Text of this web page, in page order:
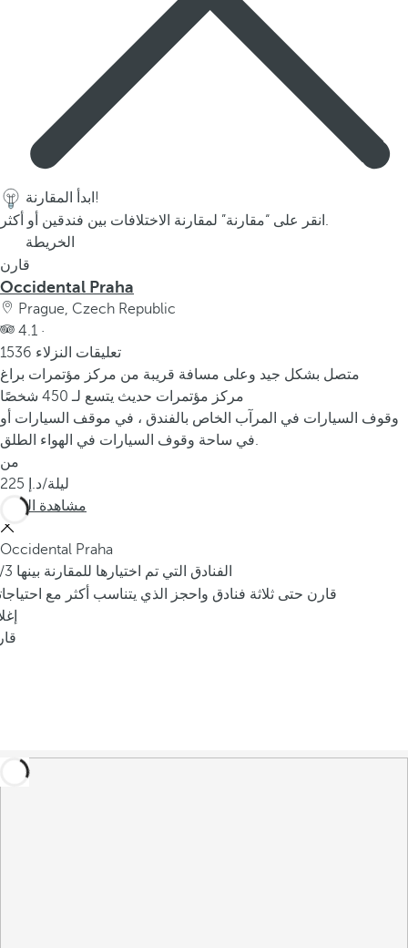
ابدأ المقارنة!
انقر على “مقارنة” لمقارنة الاختلافات بين فندقين أو أكثر.
الخريطة
قارن
Occidental Praha
Prague, Czech Republic
4.1 ·
1536 تعليقات النزلاء
متصل بشكل جيد وعلى مسافة قريبة من مركز مؤتمرات براغ
مركز مؤتمرات حديث يتسع لـ 450 شخصًا
وقوف السيارات في المرآب الخاص بالفندق ، في موقف السيارات أو
في ساحة وقوف السيارات في الهواء الطلق.
من
225
/ليلة
مشاهدة المزيد
Occidental Praha
/3 الفنادق التي تم اختيارها للمقارنة بينها
قارن حتى ثلاثة فنادق واحجز الذي يتناسب أكثر مع